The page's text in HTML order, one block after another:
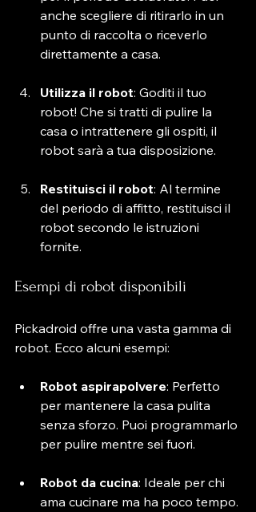
anche scegliere di ritirarlo in un
punto di raccolta o riceverlo
direttamente a casa.
Utilizza il robot: Goditi il tuo
robot! Che si tratti di pulire la
casa o intrattenere gli ospiti, il
robot sarà a tua disposizione.
Restituisci il robot: Al termine
del periodo di affitto, restituisci il
robot secondo le istruzioni
fornite.
Esempi di robot disponibili
Pickadroid offre una vasta gamma di
robot. Ecco alcuni esempi:
Robot aspirapolvere: Perfetto
per mantenere la casa pulita
senza sforzo. Puoi programmarlo
per pulire mentre sei fuori.
Robot da cucina: Ideale per chi
ama cucinare ma ha poco tempo.